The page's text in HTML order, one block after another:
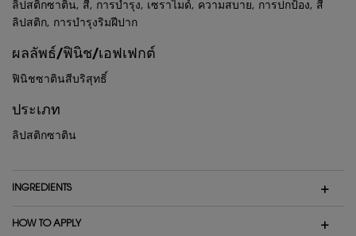
ลิปสติกซาติน, สี, การบำรุง, เซราไมด์, ความสบาย, การปกป้อง, สี
ลิปสติก, การบำรุงริมฝีปาก
ผลลัพธ์/ฟินิช/เอฟเฟกต์
ฟินิชซาตินสีบริสุทธิ์
ประเภท
ลิปสติกซาติน
INGREDIENTS
HOW TO APPLY